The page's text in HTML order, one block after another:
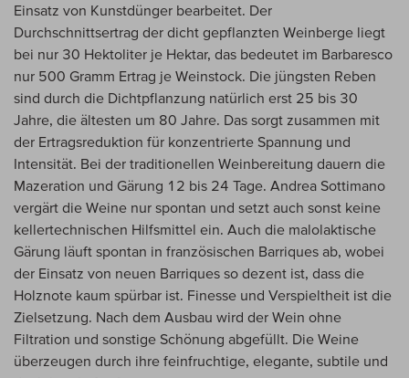
Einsatz von Kunstdünger bearbeitet. Der
Durchschnittsertrag der dicht gepflanzten Weinberge liegt
bei nur 30 Hektoliter je Hektar, das bedeutet im Barbaresco
nur 500 Gramm Ertrag je Weinstock. Die jüngsten Reben
sind durch die Dichtpflanzung natürlich erst 25 bis 30
Jahre, die ältesten um 80 Jahre. Das sorgt zusammen mit
der Ertragsreduktion für konzentrierte Spannung und
Intensität. Bei der traditionellen Weinbereitung dauern die
Mazeration und Gärung 12 bis 24 Tage. Andrea Sottimano
vergärt die Weine nur spontan und setzt auch sonst keine
kellertechnischen Hilfsmittel ein. Auch die malolaktische
Gärung läuft spontan in französischen Barriques ab, wobei
der Einsatz von neuen Barriques so dezent ist, dass die
Holznote kaum spürbar ist. Finesse und Verspieltheit ist die
Zielsetzung. Nach dem Ausbau wird der Wein ohne
Filtration und sonstige Schönung abgefüllt. Die Weine
überzeugen durch ihre feinfruchtige, elegante, subtile und